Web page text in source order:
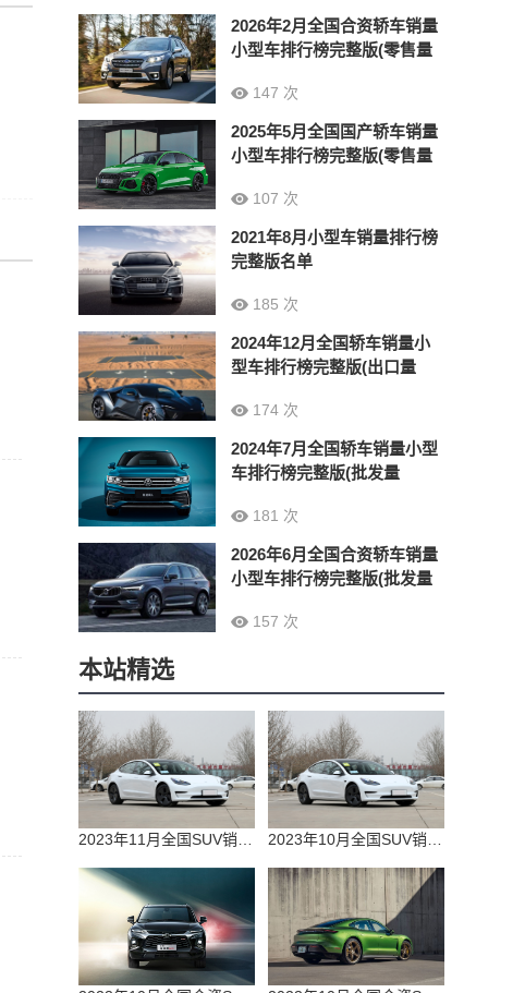
2026年2月全国合资轿车销量
小型车排行榜完整版(零售量
147 次
2025年5月全国国产轿车销量
小型车排行榜完整版(零售量
107 次
2021年8月小型车销量排行榜
完整版名单
185 次
2024年12月全国轿车销量小
型车排行榜完整版(出口量
174 次
2024年7月全国轿车销量小型
车排行榜完整版(批发量
181 次
2026年6月全国合资轿车销量
小型车排行榜完整版(批发量
157 次
本站精选